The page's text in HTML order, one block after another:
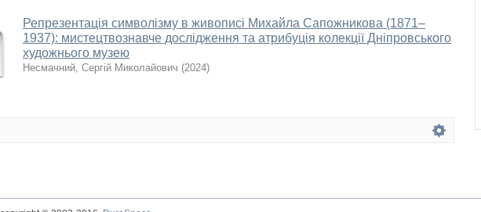
Репрезентація символізму в живописі Михайла Сапожникова (1871–
1937): мистецтвознавче дослідження та атрибуція колекції Дніпровського
художнього музею
Несмачний, Сергій Миколайович (2024)